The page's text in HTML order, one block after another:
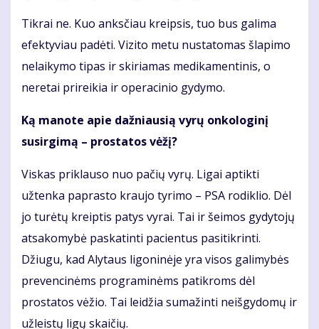
Tikrai ne. Kuo anksčiau kreipsis, tuo bus galima
efektyviau padėti. Vizito metu nustatomas šlapimo
nelaikymo tipas ir skiriamas medikamentinis, o
neretai prireikia ir operacinio gydymo.
Ką manote apie dažniausią vyrų onkologinį
susirgimą – prostatos vėžį?
Viskas priklauso nuo pačių vyrų. Ligai aptikti
užtenka paprasto kraujo tyrimo – PSA rodiklio. Dėl
jo turėtų kreiptis patys vyrai. Tai ir šeimos gydytojų
atsakomybė paskatinti pacientus pasitikrinti.
Džiugu, kad Alytaus ligoninėje yra visos galimybės
prevencinėms programinėms patikroms dėl
prostatos vėžio. Tai leidžia sumažinti neišgydomų ir
užleistų ligų skaičių.